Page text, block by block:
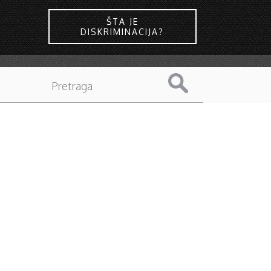
ŠTA JE
DISKRIMINACIJA?